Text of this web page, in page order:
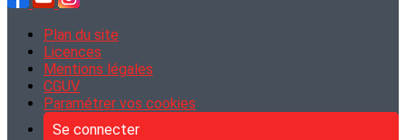
Plan du site
Licences
Mentions légales
CGUV
Paramétrer vos cookies
Se connecter